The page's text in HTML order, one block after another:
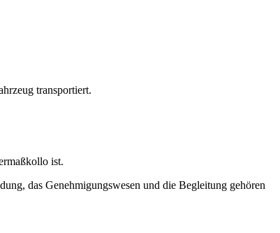
transportiert.
ist.
das Genehmigungswesen und die Begleitung gehören